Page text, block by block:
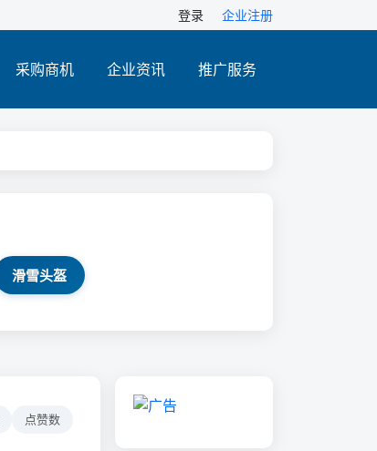
登录 企业注册
采购商机 企业资讯 推广服务
滑雪头盔
点赞数